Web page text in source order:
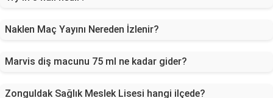
Naklen Maç Yayını Nereden İzlenir?
Marvis diş macunu 75 ml ne kadar gider?
Zonguldak Sağlık Meslek Lisesi hangi ilçede?